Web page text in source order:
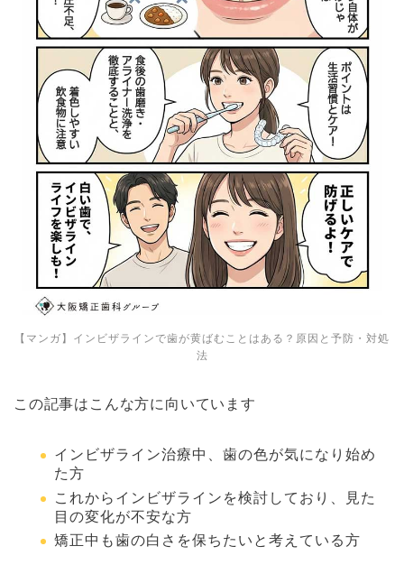
【マンガ】インビザラインで歯が黄ばむことはある？原因と予防・対処
法
この記事はこんな方に向いています
インビザライン治療中、歯の色が気になり始め
た方
これからインビザラインを検討しており、見た
目の変化が不安な方
矯正中も歯の白さを保ちたいと考えている方